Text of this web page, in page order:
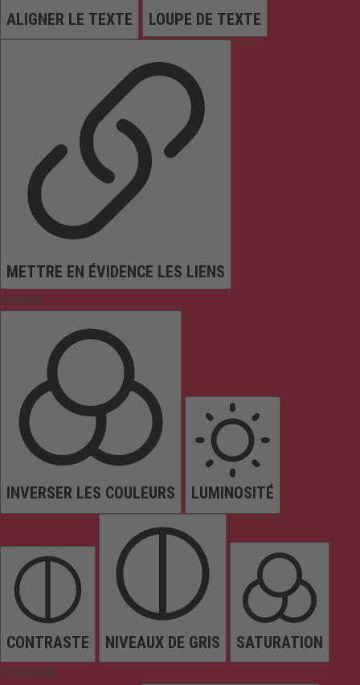
ALIGNER LE TEXTE LOUPE DE TEXTE
METTRE EN ÉVIDENCE LES LIENS
Couleurs
INVERSER LES COULEURS LUMINOSITÉ
CONTRASTE NIVEAUX DE GRIS SATURATION
Orientation